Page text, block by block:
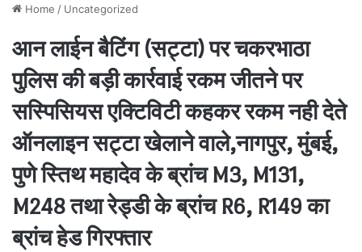
Home / Uncategorized
आन लाईन बैटिंग (सट्टा) पर चकरभाठा
पुलिस की बड़ी कार्रवाई रकम जीतने पर
सस्पिसियस एक्टिविटी कहकर रकम नही देते
ऑनलाइन सट्टा खेलाने वाले,नागपुर, मुंबई,
पुणे स्तिथ महादेव के ब्रांच M3, M131,
M248 तथा रेड्डी के ब्रांच R6, R149 का
ब्रांच हेड गिरफ्तार